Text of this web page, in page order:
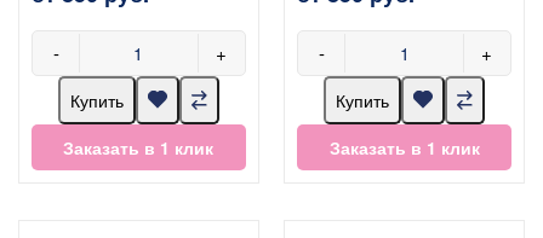
- +
Купить
Заказать в 1 клик
- +
Купить
Заказать в 1 клик